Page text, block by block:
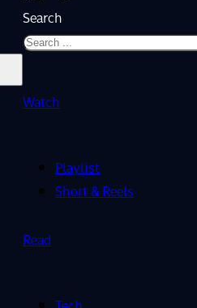
Search
Watch
Playlist
Short & Reels
Read